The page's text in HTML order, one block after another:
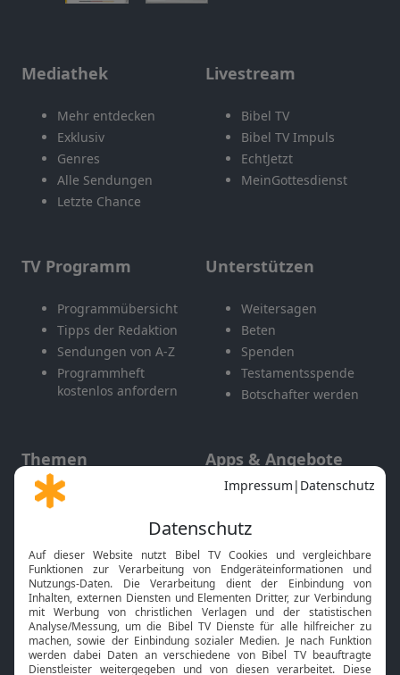
Mediathek
Mehr entdecken
Exklusiv
Genres
Alle Sendungen
Letzte Chance
Livestream
Bibel TV
Bibel TV Impuls
EchtJetzt
MeinGottesdienst
TV Programm
Programmübersicht
Tipps der Redaktion
Sendungen von A-Z
Programmheft
kostenlos anfordern
Unterstützen
Weitersagen
Beten
Spenden
Testamentsspende
Botschafter werden
Themen
Gott und Bibel erklärt
Neuigkeiten
Apps & Angebote
Mobile App
Smart TV
HbbTV
Bibelthek Online-Bibel
Nächster Gottesdienst